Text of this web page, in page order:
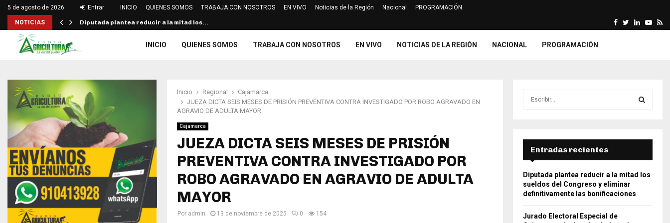
5 de agosto de 2026 Entrar INICIO QUIENES SOMOS TRABAJA CON NOSOTROS EN VIVO Noticias de la Región Nacional PROGRAMACIÓN
NOTICIAS Diputada plantea reducir a la mitad los… ONPE imprime relación y
Facebook
Twitter
Linkedin
INICIO QUIENES SOMOS TRABAJA CON NOSOTROS EN VIVO NOTICIAS DE LA REGIÓN NACIONAL PROGRAMACIÓN
Inicio Regional
Cajamarca
JUEZA DICTA SEIS MESES DE PRISIÓN PREVENTIVA CONTRA INVESTIGADO POR ROBO AGRAVADO EN
AGRAVIO DE ADULTA MAYOR
Cajamarca
JUEZA DICTA SEIS MESES DE PRISIÓN
PREVENTIVA CONTRA INVESTIGADO POR
ROBO AGRAVADO EN AGRAVIO DE ADULTA
MAYOR
Por admin 13 de noviembre de 2025 0 154
r
:
E
A
R
Entradas recientes
Diputada plantea reducir a la mitad los
sueldos del Congreso y eliminar
definitivamente las bonificaciones
Jurado Electoral Especial de